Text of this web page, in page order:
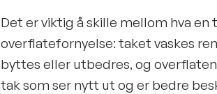
Det er viktig å skille mellom hva
overflatefornyelse: taket vaskes
byttes eller utbedres, og
tak som ser nytt ut og er bedre